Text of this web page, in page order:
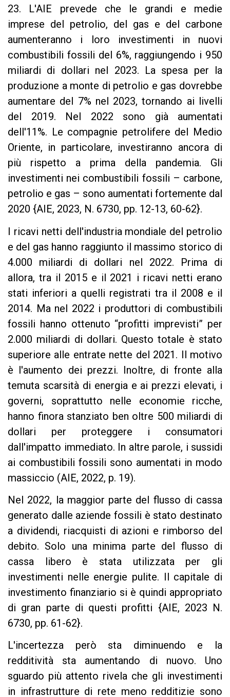
23. L'AIE prevede che le grandi e medie
imprese del petrolio, del gas e del carbone
aumenteranno i loro investimenti in nuovi
combustibili fossili del 6%, raggiungendo i 950
miliardi di dollari nel 2023. La spesa per la
produzione a monte di petrolio e gas dovrebbe
aumentare del 7% nel 2023, tornando ai livelli
del 2019. Nel 2022 sono già aumentati
dell'11%. Le compagnie petrolifere del Medio
Oriente, in particolare, investiranno ancora di
più rispetto a prima della pandemia. Gli
investimenti nei combustibili fossili – carbone,
petrolio e gas – sono aumentati fortemente dal
2020 {AIE, 2023, N. 6730, pp. 12-13, 60-62}.
I ricavi netti dell'industria mondiale del petrolio
e del gas hanno raggiunto il massimo storico di
4.000 miliardi di dollari nel 2022. Prima di
allora, tra il 2015 e il 2021 i ricavi netti erano
stati inferiori a quelli registrati tra il 2008 e il
2014. Ma nel 2022 i produttori di combustibili
fossili hanno ottenuto “profitti imprevisti” per
2.000 miliardi di dollari. Questo totale è stato
superiore alle entrate nette del 2021. Il motivo
è l'aumento dei prezzi. Inoltre, di fronte alla
temuta scarsità di energia e ai prezzi elevati, i
governi, soprattutto nelle economie ricche,
hanno finora stanziato ben oltre 500 miliardi di
dollari per proteggere i consumatori
dall'impatto immediato. In altre parole, i sussidi
ai combustibili fossili sono aumentati in modo
massiccio (AIE, 2022, p. 19).
Nel 2022, la maggior parte del flusso di cassa
generato dalle aziende fossili è stato destinato
a dividendi, riacquisti di azioni e rimborso del
debito. Solo una minima parte del flusso di
cassa libero è stata utilizzata per gli
investimenti nelle energie pulite. Il capitale di
investimento finanziario si è quindi appropriato
di gran parte di questi profitti {AIE, 2023 N.
6730, pp. 61-62}.
L'incertezza però sta diminuendo e la
redditività sta aumentando di nuovo. Uno
sguardo più attento rivela che gli investimenti
in infrastrutture di rete meno redditizie sono